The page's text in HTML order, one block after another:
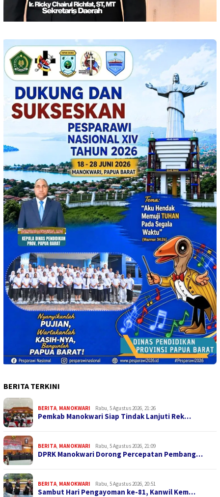
BERITA TERKINI
BERITA, MANOKWARI Rabu, 5 Agustus 2026, 21:26
Pemkab Manokwari Siap Tindak Lanjuti Rek…
BERITA, MANOKWARI Rabu, 5 Agustus 2026, 21:09
DPRK Manokwari Dorong Percepatan Pembang…
BERITA, MANOKWARI Rabu, 5 Agustus 2026, 20:51
Sambut Hari Pengayoman ke-81, Kanwil Kem…